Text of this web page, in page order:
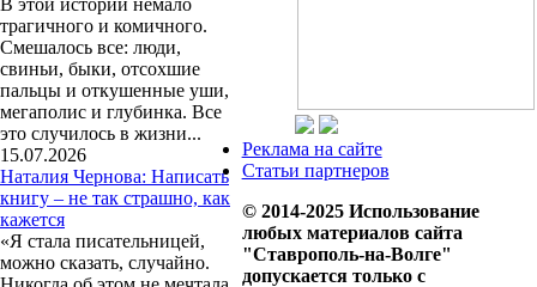
В этой истории немало
трагичного и комичного.
Смешалось все: люди,
свиньи, быки, отсохшие
пальцы и откушенные уши,
мегаполис и глубинка. Все
это случилось в жизни...
15.07.2026
Наталия Чернова: Написать
книгу – не так страшно, как
кажется
«Я стала писательницей,
можно сказать, случайно.
Реклама на сайте
Статьи партнеров
© 2014-2025 Использование
любых материалов сайта
"Ставрополь-на-Волге"
допускается только с